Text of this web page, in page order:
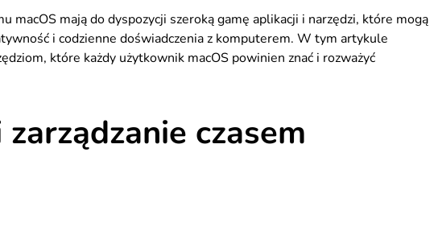
macOS mają do dyspozycji szeroką gamę aplikacji i narzędzi, które mogą
i codzienne doświadczenia z komputerem. W tym artykule
które każdy użytkownik macOS powinien znać i rozważyć
czasem